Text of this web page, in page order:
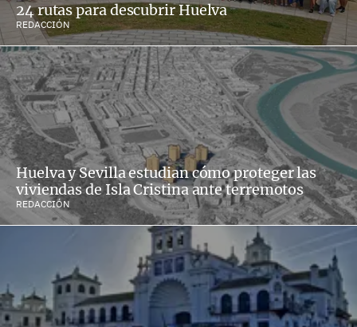
24 rutas para descubrir Huelva
REDACCIÓN
Huelva y Sevilla estudian cómo proteger las
viviendas de Isla Cristina ante terremotos
REDACCIÓN